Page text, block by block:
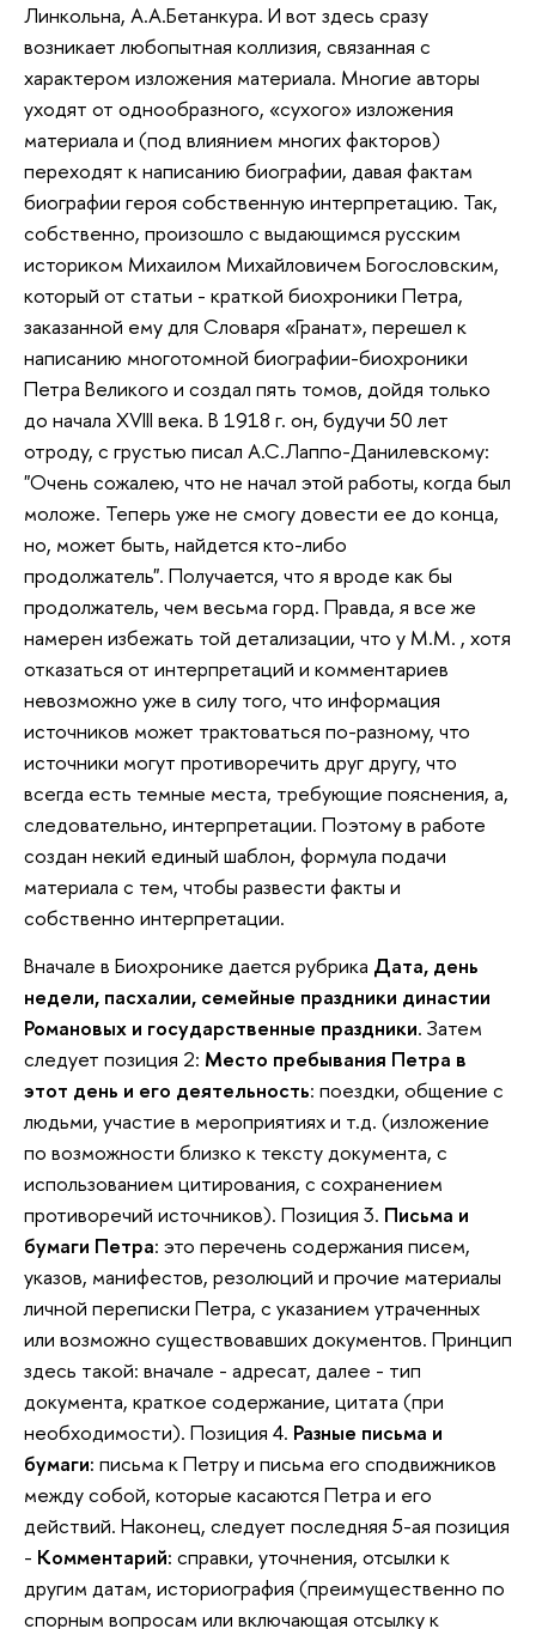
Линкольна, А.А.Бетанкура. И вот здесь сразу
возникает любопытная коллизия, связанная с
характером изложения материала. Многие авторы
уходят от однообразного, «сухого» изложения
материала и (под влиянием многих факторов)
переходят к написанию биографии, давая фактам
биографии героя собственную интерпретацию. Так,
собственно, произошло с выдающимся русским
историком Михаилом Михайловичем Богословским,
который от статьи - краткой биохроники Петра,
заказанной ему для Словаря «Гранат», перешел к
написанию многотомной биографии-биохроники
Петра Великого и создал пять томов, дойдя только
до начала XVIII века. В 1918 г. он, будучи 50 лет
отроду, с грустью писал А.С.Лаппо-Данилевскому:
"Очень сожалею, что не начал этой работы, когда был
моложе. Теперь уже не смогу довести ее до конца,
но, может быть, найдется кто-либо
продолжатель". Получается, что я вроде как бы
продолжатель, чем весьма горд. Правда, я все же
намерен избежать той детализации, что у М.М. , хотя
отказаться от интерпретаций и комментариев
невозможно уже в силу того, что информация
источников может трактоваться по-разному, что
источники могут противоречить друг другу, что
всегда есть темные места, требующие пояснения, а,
следовательно, интерпретации. Поэтому в работе
создан некий единый шаблон, формула подачи
материала с тем, чтобы развести факты и
собственно интерпретации.
Вначале в Биохронике дается рубрика Дата, день
недели, пасхалии, семейные праздники династии
Романовых и государственные праздники. Затем
следует позиция 2: Место пребывания Петра в
этот день и его деятельность: поездки, общение с
людьми, участие в мероприятиях и т.д. (изложение
по возможности близко к тексту документа, с
использованием цитирования, с сохранением
противоречий источников). Позиция 3. Письма и
бумаги Петра: это перечень содержания писем,
указов, манифестов, резолюций и прочие материалы
личной переписки Петра, с указанием утраченных
или возможно существовавших документов. Принцип
здесь такой: вначале - адресат, далее - тип
документа, краткое содержание, цитата (при
необходимости). Позиция 4. Разные письма и
бумаги: письма к Петру и письма его сподвижников
между собой, которые касаются Петра и его
действий. Наконец, следует последняя 5-ая позиция
- Комментарий: справки, уточнения, отсылки к
другим датам, историография (преимущественно по
спорным вопросам или включающая отсылку к